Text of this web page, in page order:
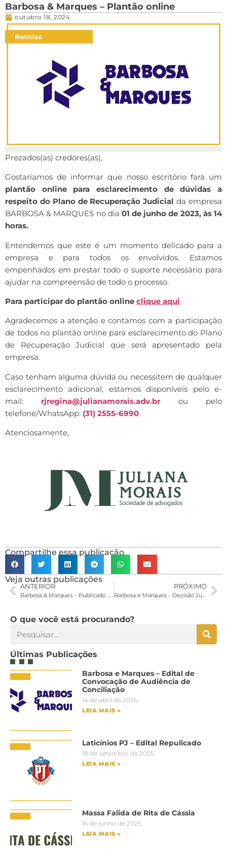
Barbosa & Marques – Plantão online
outubro 18, 2024
Prezados(as) credores(as),
Gostaríamos de informar que nosso escritório fará um
plantão online para esclarecimento de dúvidas a
respeito do Plano de Recuperação Judicial da empresa
BARBOSA & MARQUES no dia 01 de junho de 2023, às 14
horas.
Entendemos que este é um momento delicado para a
empresa e para todos os envolvidos. Estamos
empenhados em prestar todo o suporte necessário para
ajudar na compreensão de todo o processo.
Para participar do plantão online clique aqui
Agradecemos a atenção e contamos com a participação
de todos no plantão online para esclarecimento do Plano
de Recuperação Judicial que será apresentado pela
empresa.
Caso tenham alguma dúvida ou necessitem de qualquer
esclarecimento adicional, estamos disponíveis pelo e-
mail: rjregina@julianamorais.adv.br ou pelo
telefone/WhatsApp: (31) 2555-6990.
Atenciosamente,
Compartilhe essa publicação
Veja outras publicações
ANTERIOR
Barbosa & Marques – Publicado o edital da Recuperação Judicial
PRÓXIMO
Barbosa e Marques – Decisão Judicial de 23/06/2023
O que você está procurando?
Últimas Publicações
Barbosa e Marques – Edital de
Convocação de Audiência de
Conciliação
14 de abril de 2026
LEIA MAIS »
Laticínios PJ – Edital Repulicado
18 de setembro de 2025
LEIA MAIS »
Massa Falida de Rita de Cássia
16 de junho de 2025
LEIA MAIS »